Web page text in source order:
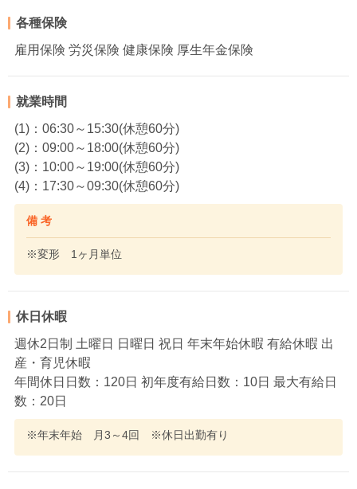
各種保険
雇用保険 労災保険 健康保険 厚生年金保険
就業時間
(1)：06:30～15:30(休憩60分)
(2)：09:00～18:00(休憩60分)
(3)：10:00～19:00(休憩60分)
(4)：17:30～09:30(休憩60分)
備 考
※変形 1ヶ月単位
休日休暇
週休2日制 土曜日 日曜日 祝日 年末年始休暇 有給休暇 出
産・育児休暇
年間休日日数：120日 初年度有給日数：10日 最大有給日
数：20日
※年末年始 月3～4回 ※休日出勤有り